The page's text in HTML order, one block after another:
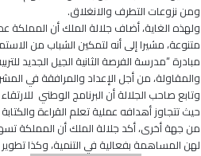
ومن نزوعات التطرف والانغلاق.
ولهذه الغاية، أضاف جلالة الملك أن المملكة
متنوعة، مشيرا إلى أنه لتمكين الشباب من
مبادرة “مدرسة الفرصة الثانية الجيل الجديد
والمقاولة، من أجل الإعداد والمرافقة في
وتابع صاحب الجلالة أن البرنامج الوطني
حيث تتجاوز أهدافه عملية تعلم القراءة
من جهة أخرى، أكد جلالة الملك أن المملكة
لهن المساهمة بفعالية في التنمية، وكذا